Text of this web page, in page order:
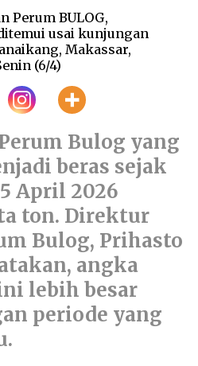
Perum BULOG,
usai kunjungan
Makassar,
(6/4)
Bulog yang
beras sejak
April 2026
ton. Direktur
Bulog, Prihasto
angka
lebih besar
periode yang